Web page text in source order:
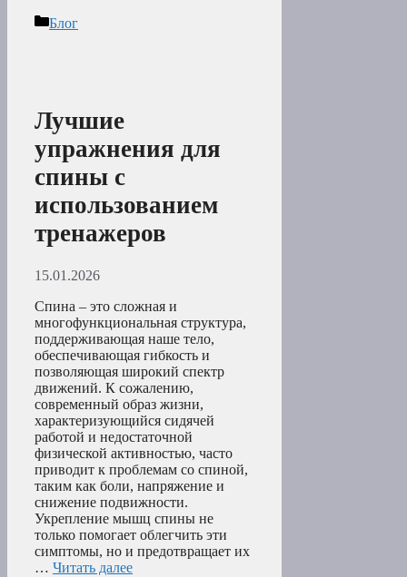
Рубрики
Блог
Лучшие
упражнения для
спины с
использованием
тренажеров
15.01.2026
Спина – это сложная и
многофункциональная структура,
поддерживающая наше тело,
обеспечивающая гибкость и
позволяющая широкий спектр
движений. К сожалению,
современный образ жизни,
характеризующийся сидячей
работой и недостаточной
физической активностью, часто
приводит к проблемам со спиной,
таким как боли, напряжение и
снижение подвижности.
Укрепление мышц спины не
только помогает облегчить эти
симптомы, но и предотвращает их
… Читать далее